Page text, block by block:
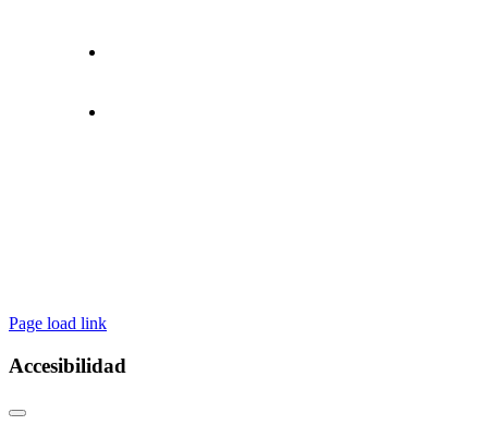
Page load link
Accesibilidad